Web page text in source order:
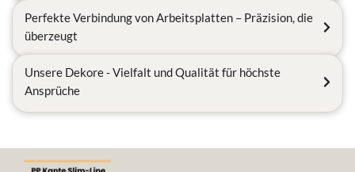
Perfekte Verbindung von Arbeitsplatten – Präzision, die
überzeugt
Unsere Dekore - Vielfalt und Qualität für höchste
Ansprüche